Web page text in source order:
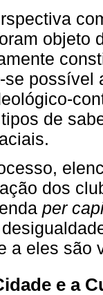
objeto
se
de
dos
per
a eles são
e a